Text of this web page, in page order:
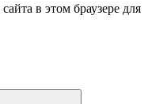
в этом браузере для